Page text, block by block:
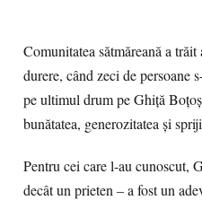
Comunitatea sătmăreană a
durere, când zeci de persoane
pe ultimul drum pe Ghiță
bunătatea, generozitatea și
Pentru cei care l-au cunoscut,
decât un prieten – a fost un